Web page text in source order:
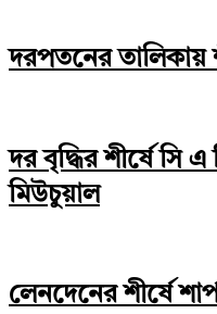
দরপতনের তালিকায়
দর বৃদ্ধির শীর্ষে সি
মিউচুয়াল
লেনদেনের শীর্ষে শার্প